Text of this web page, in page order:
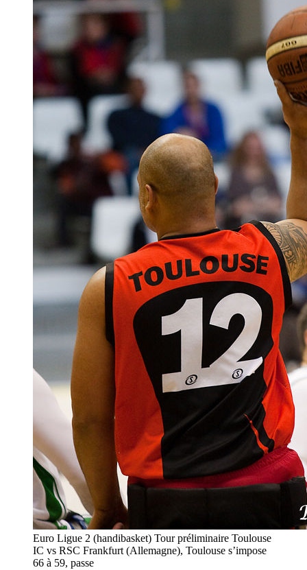
Euro Ligue 2 (handibasket) Tour préliminaire Toulouse
IC vs RSC Frankfurt (Allemagne), Toulouse s’impose
66 à 59, passe